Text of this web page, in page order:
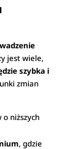
jest wiele,
szybka i
zmian
niższych
, gdzie